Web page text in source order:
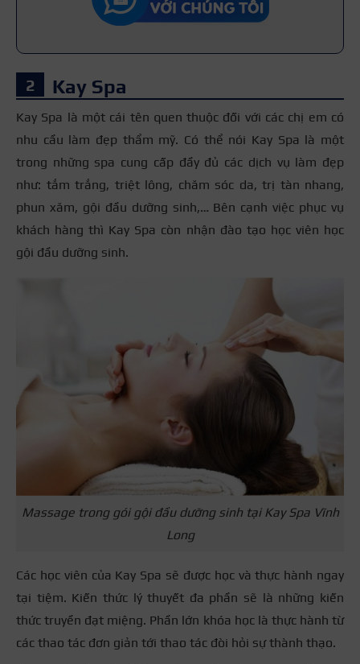
Kay Spa
Kay Spa là một cái tên quen thuộc đối với các chị em có
nhu cầu làm đẹp thẩm mỹ. Có thể nói Kay Spa là một
trong những spa cung cấp đầy đủ các dịch vụ làm đẹp
như: tắm trắng, triệt lông, chăm sóc da, trị tàn nhang,
phun xăm, gội đầu dưỡng sinh,… Bên cạnh việc phục vụ
khách hàng thì Kay Spa còn nhận đào tạo học viên học
gội đầu dưỡng sinh.
Massage trong gói gội đầu dưỡng sinh tại Kay Spa Vĩnh
Long
Các học viên của Kay Spa sẽ được học và thực hành ngay
tại tiệm. Kiến thức lý thuyết đa phần sẽ là những kiến
thức truyền đạt miệng. Phần lớn khóa học là thực hành từ
các thao tác đơn giản tới thao tác đòi hỏi sự thành thạo.